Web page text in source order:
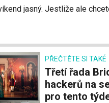
jasný. Jestliže ale
PŘEČTĚTE SI TAKÉ
Třetí řada Bridgertonových a dokument o útoku
hackerů na
pro tento